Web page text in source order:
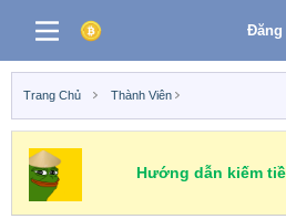
Đăng
Trang Chủ Thành Viên
Hướng dẫn kiếm